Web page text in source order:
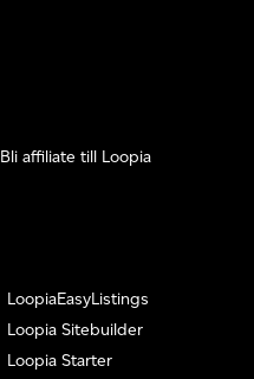
Bli affiliate till Loopia
LoopiaEasyListings
Loopia Sitebuilder
Loopia Starter